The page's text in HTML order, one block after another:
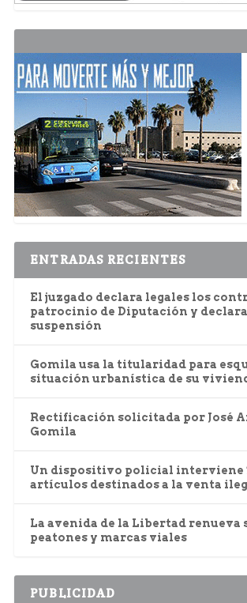
ENTRADAS RECIENTES
El juzgado declara legales los
patrocinio de Diputación y
suspensión
Gomila usa la titularidad para
situación urbanística de su
Rectificación solicitada por José
Gomila
Un dispositivo policial interviene
artículos destinados a la venta
La avenida de la Libertad renueva
peatones y marcas viales
PUBLICIDAD